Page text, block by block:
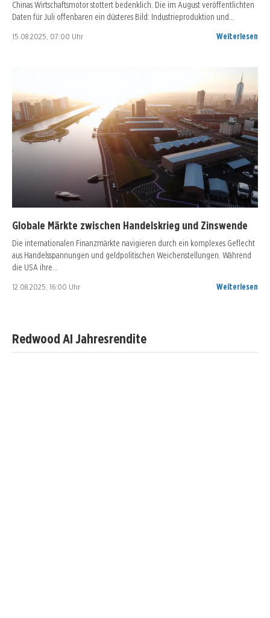
Chinas Wirtschaftsmotor stottert bedenklich. Die im August veröffentlichten
Daten für Juli offenbaren ein düsteres Bild: Industrieproduktion und…
15.08.2025, 07:00 Uhr Weiterlesen
Globale Märkte zwischen Handelskrieg und Zinswende
Die internationalen Finanzmärkte navigieren durch ein komplexes Geflecht
aus Handelsspannungen und geldpolitischen Weichenstellungen. Während
die USA ihre…
12.08.2025, 16:00 Uhr Weiterlesen
Redwood AI Jahresrendite